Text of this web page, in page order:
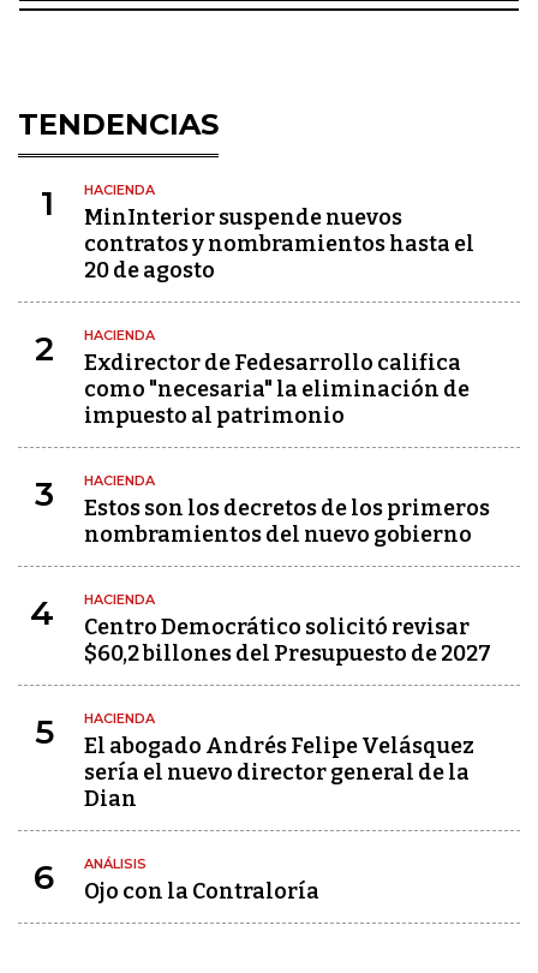
TENDENCIAS
1 HACIENDA
MinInterior suspende nuevos
contratos y nombramientos hasta el
20 de agosto
2 HACIENDA
Exdirector de Fedesarrollo califica
como "necesaria" la eliminación de
impuesto al patrimonio
3 HACIENDA
Estos son los decretos de los primeros
nombramientos del nuevo gobierno
4 HACIENDA
Centro Democrático solicitó revisar
$60,2 billones del Presupuesto de 2027
5 HACIENDA
El abogado Andrés Felipe Velásquez
sería el nuevo director general de la
Dian
6 ANÁLISIS
Ojo con la Contraloría